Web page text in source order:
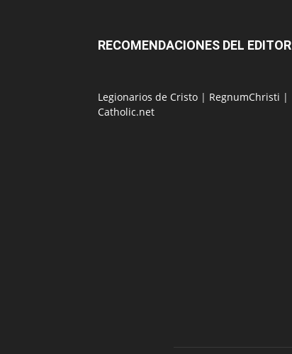
RECOMENDACIONES DEL EDITOR
Legionarios de Cristo | RegnumChristi |
Catholic.net